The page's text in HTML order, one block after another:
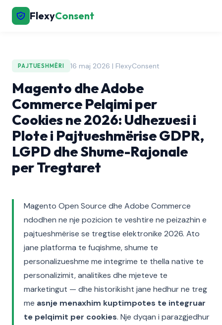
FlexyConsent
PAJTUESHMËRI 16 maj 2026 | FlexyConsent
Magento dhe Adobe
Commerce Pelqimi per
Cookies ne 2026: Udhezuesi i
Plote i Pajtueshmërise GDPR,
LGPD dhe Shume-Rajonale
per Tregtaret
Magento Open Source dhe Adobe Commerce
ndodhen ne nje pozicion te veshtire ne peizazhin e
pajtueshmërise se tregtise elektronike 2026. Ato
jane platforma te fuqishme, shume te
personalizueshme me integrime te thella native te
personalizimit, analitikes dhe mjeteve te
marketingut — dhe historikisht jane hedhur ne treg
me asnje menaxhim kuptimpotes te integruar
te pelqimit per cookies. Nje dyqan i parazgjedhur